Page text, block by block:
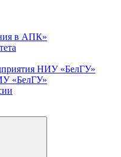
в АПК»
НИУ «БелГУ»
«БелГУ»